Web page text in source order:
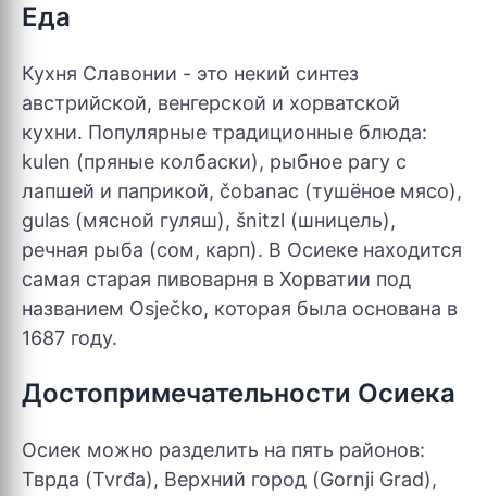
Еда
Кухня Славонии - это некий синтез
австрийской, венгерской и хорватской
кухни. Популярные традиционные блюда:
kulen (пряные колбаски), рыбное рагу с
лапшей и паприкой, čobanac (тушёное мясо),
gulas (мясной гуляш), šnitzl (шницель),
речная рыба (сом, карп). В Осиеке находится
самая старая пивоварня в Хорватии под
названием Osječko, которая была основана в
1687 году.
Достопримечательности Осиека
Осиек можно разделить на пять районов:
Тврда (Tvrđa), Верхний город (Gornji Grad),